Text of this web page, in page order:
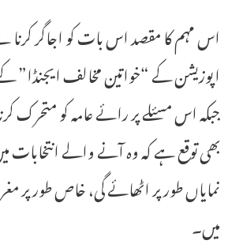
اس مہم کا مقصد اس بات کو اجاگر
اپوزیشن کے “خواتین مخالف ایجنڈا”
جبکہ اس مسئلے پر رائے عامہ کو
بھی توقع ہے کہ وہ آنے والے انتخابات
نمایاں طور پر اٹھائے گی، خاص طور پر
میں۔